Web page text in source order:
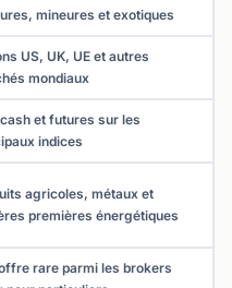
mineures et exotiques
US, UK, UE et autres
mondiaux
et futures sur les
indices
agricoles, métaux et
premières énergétiques
rare parmi les brokers